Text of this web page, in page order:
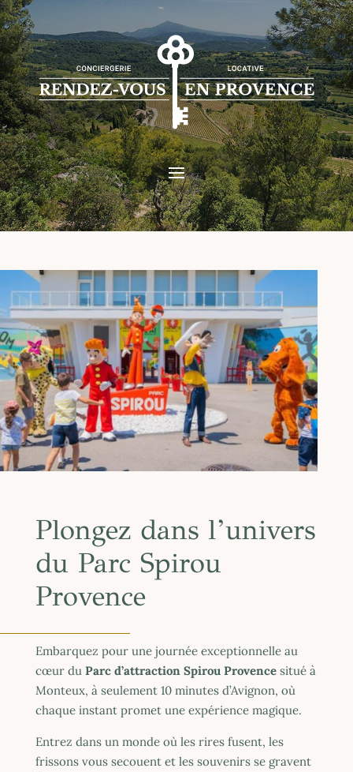
Plongez dans l’univers
du Parc Spirou
Provence
Embarquez pour une journée exceptionnelle au
cœur du Parc d’attraction Spirou Provencesitué à
Monteux, à seulement 10 minutes d’Avignon, où
chaque instant promet une expérience magique.
Entrez dans un monde où les rires fusent, les
frissons vous secouent et les souvenirs se gravent